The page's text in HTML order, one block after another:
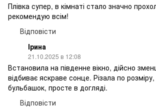
Плівка супер, в кімнаті стало значно
рекомендую всім!
Відповісти
Ірина
21.10.2025 в 12:08
Встановила на південне вікно, дійсно
відбиває яскраве сонце. Різала по
бульбашок, просте в догляді.
Відповісти